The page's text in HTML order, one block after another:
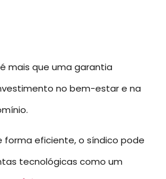
é mais que uma garantia
no bem-estar e na
forma eficiente, o síndico pode
tecnológicas como um